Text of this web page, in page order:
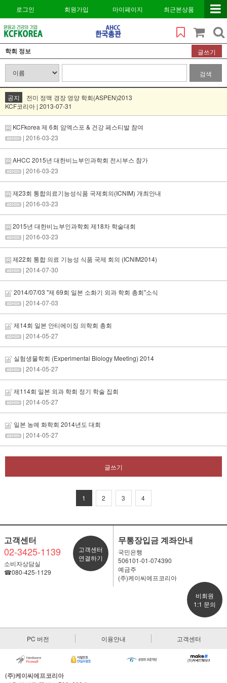
로그인 회원가입 마이페이지 최근본상품
학회 정보 글쓰기
검색
공지
전미 정맥 경장 영양 학회(ASPEN)2013
KCF코리아 | 2013-07-31
KCFkorea 제 6회 암엑스포 & 건강 페스티발 참여
| 2016-03-23
AHCC 2015년 대한비뇨부인과학회 전시부스 참가
| 2016-03-23
제23회 통합의료기능성식품 국제회의(ICNIM) 개최안내
| 2016-03-23
2015년 대한비뇨부인과학회 제18차 학술대회
| 2016-03-23
제22회 통합 의료 기능성 식품 국제 회의 (ICNIM2014)
| 2014-07-30
2014/07/03 "제 69회 일본 소화기 외과 학회 총회"소식
| 2014-07-03
제14회 일본 안티에이징 의학회 총회
| 2014-05-27
실험생물학회 (Experimental Biology Meeting) 2014
| 2014-05-27
제114회 일본 외과 학회 정기 학술 집회
| 2014-05-27
일본 농예 화학회 2014년도 대회
| 2014-05-27
글쓰기
1 2 3 4
고객센터
02-3425-1139
소비자상담실
☎080-425-1129
고객센터
연결하기
무통장입금 계좌안내
국민은행
506101-01-074390
예금주
(주)케이씨에프코리아
비회원
1:1 문의
PC 버전 이용안내 고객센터
(주)케이씨에프코리아